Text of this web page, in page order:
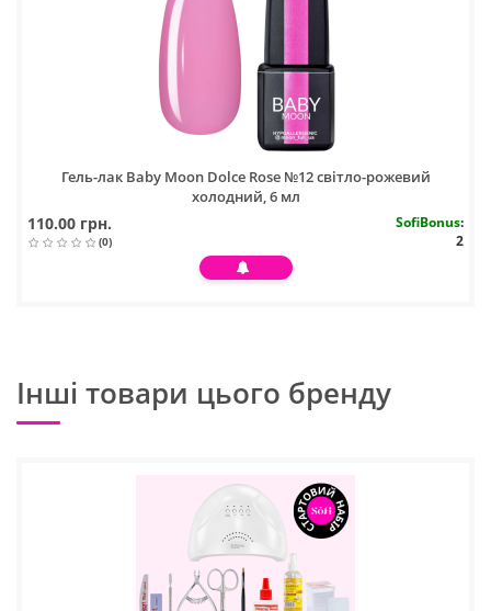
Гель-лак Baby Moon Dolce Rose №12 світло-рожевий
холодний, 6 мл
110.00 грн.
(0)
SofiBonus:
2
Інші товари цього бренду